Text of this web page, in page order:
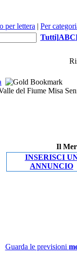
per lettera | Per
Tutti]ABC
del Fiume Misa
Il
INSERISCI
ANNUNCIO
Guarda le previsioni